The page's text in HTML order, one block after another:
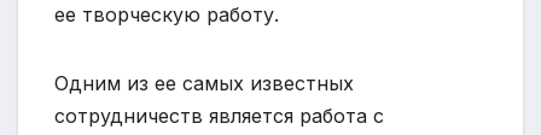
ее творческую работу.
Одним из ее самых известных
сотрудничеств является работа с